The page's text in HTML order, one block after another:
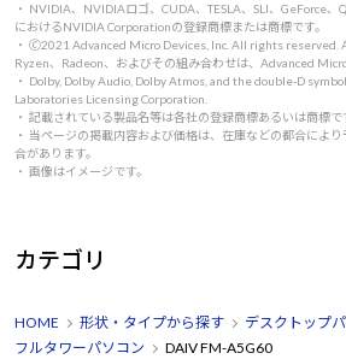
・ NVIDIA、NVIDIAロゴ、CUDA、TESLA、SLI、GeForce
におけるNVIDIA Corporationの登録商標または商標です。
・ 🄫2021 Advanced Micro Devices, Inc. All rights reserved.
Ryzen、Radeon、およびその組み合わせは、Advanced
・ Dolby, Dolby Audio, Dolby Atmos, and the double-D
Laboratories Licensing Corporation.
・ 記載されている製品名等は各社の登録商標あるいは商標で
・ 当ページの掲載内容および価格は、在庫などの都合によ
合があります。
・ 画像はイメージです。
カテゴリ
HOME 形状・タイプから探す
デスクトップ
フルタワーパソコン
DAIV FM-A5G60